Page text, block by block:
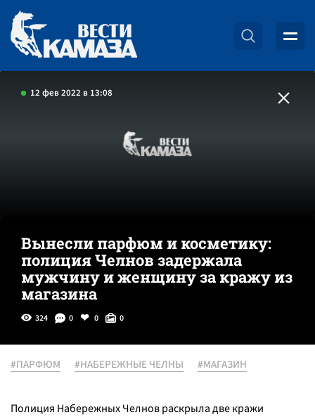
12 фев 2022 в 13:08
Вынесли парфюм и косметику:
полиция Челнов задержала
мужчину и женщину за кражу из
магазина
324 0 0 0
#ПАРФЮМ #НАБЕРЕЖНЫЕ ЧЕЛНЫ #МАГАЗИН
Полиция Набережных Челнов раскрыла две кражи